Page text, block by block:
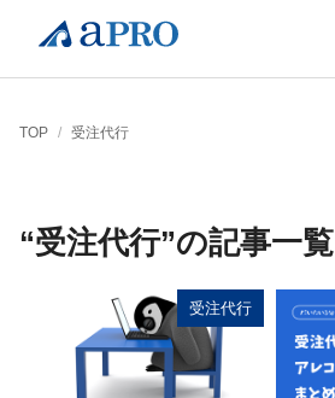
TOP / 受注代行
“受注代行”の記事一覧
受注代行